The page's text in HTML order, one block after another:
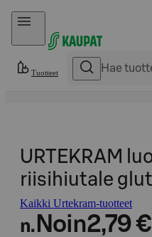
Hyppää sisältöön
Tuotteet
URTEKRAM
riisihiutale
Kaikki Urtekram-tuotteet
n. Noin2,79 €